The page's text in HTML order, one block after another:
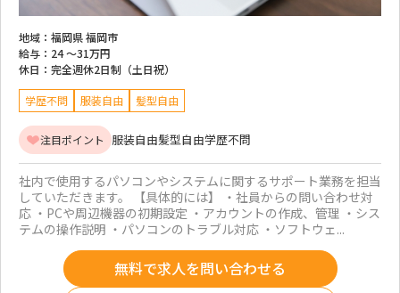
地域： 福岡県 福岡市
給与： 24 ～31万円
休日： 完全週休2日制（土日祝）
学歴不問 服装自由 髪型自由
注目ポイント 服装自由髪型自由学歴不問
社内で使用するパソコンやシステムに関するサポート業務を担当
していただきます。 【具体的には】 ・社員からの問い合わせ対
応 ・PCや周辺機器の初期設定 ・アカウントの作成、管理 ・シス
テムの操作説明 ・パソコンのトラブル対応 ・ソフトウェ...
無料で求人を問い合わせる